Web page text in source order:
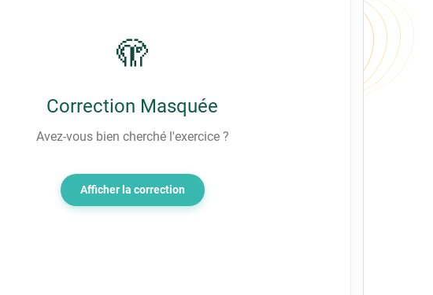
🫣
Correction Masquée
Avez-vous bien cherché l'exercice ?
Afficher la correction